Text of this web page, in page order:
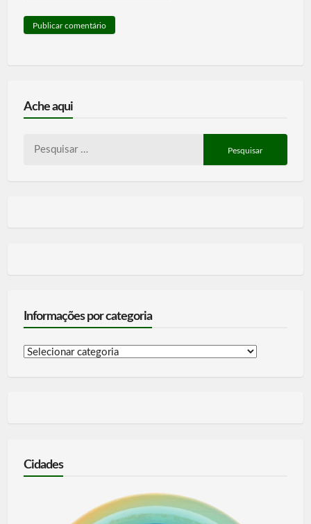
Ache aqui
Informações por categoria
Informações
Cidades